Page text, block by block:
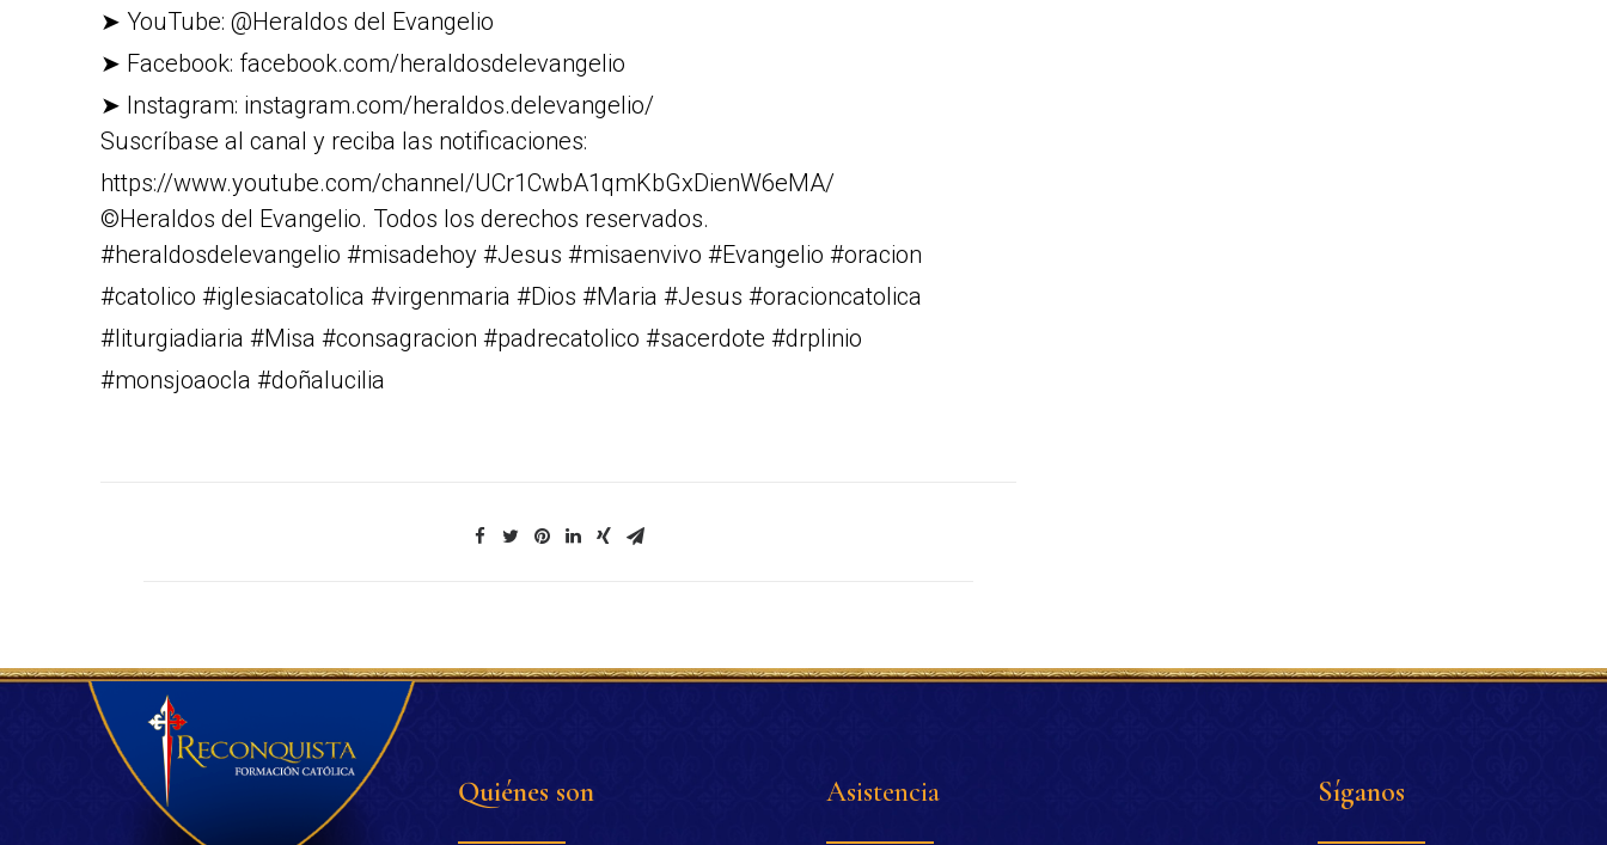
➤ YouTube: @Heraldos del Evangelio
➤ Facebook: facebook.com/heraldosdelevangelio
➤ Instagram: instagram.com/heraldos.delevangelio/
Suscríbase al canal y reciba las notificaciones:
https://www.youtube.com/channel/UCr1CwbA1qmKbGxDienW6eMA/
©Heraldos del Evangelio. Todos los derechos reservados.
#heraldosdelevangelio #misadehoy #Jesus #misaenvivo #Evangelio #oracion
#catolico #iglesiacatolica #virgenmaria #Dios #Maria #Jesus #oracioncatolica
#liturgiadiaria #Misa #consagracion #padrecatolico #sacerdote #drplinio
#monsjoaocla #doñalucilia
Quiénes son Asistencia Síganos